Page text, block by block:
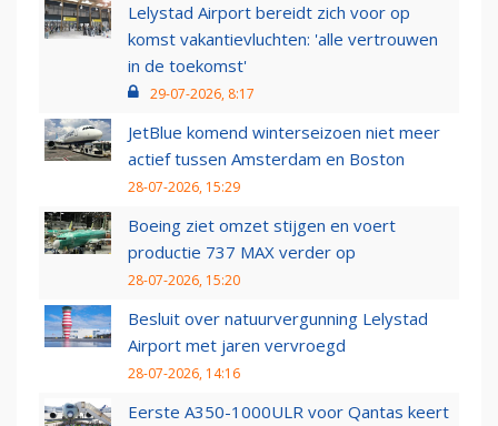
Lelystad Airport bereidt zich voor op
komst vakantievluchten: 'alle vertrouwen
in de toekomst'
29-07-2026, 8:17
JetBlue komend winterseizoen niet meer
actief tussen Amsterdam en Boston
28-07-2026, 15:29
Boeing ziet omzet stijgen en voert
productie 737 MAX verder op
28-07-2026, 15:20
Besluit over natuurvergunning Lelystad
Airport met jaren vervroegd
28-07-2026, 14:16
Eerste A350-1000ULR voor Qantas keert